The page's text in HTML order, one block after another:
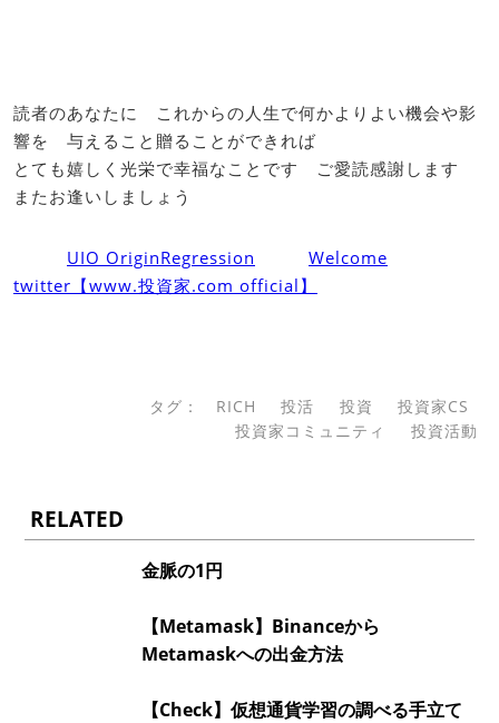
読者のあなたに これからの人生で何かよりよい機会や影
響を 与えること贈ることができれば
とても嬉しく光栄で幸福なことです ご愛読感謝します
またお逢いしましょう
UIO OriginRegression
Welcome
twitter【www.投資家.com official】
タグ： RICH 投活 投資
投資家CS
投資家コミュニティ
投資活動
RELATED
金脈の1円
【Metamask】Binanceから
Metamaskへの出金方法
【Check】仮想通貨学習の調べる手立て